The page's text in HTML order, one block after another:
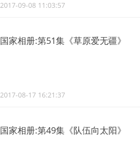
2017-09-08 11:03:57
国家相册:第51集《草原爱无疆》
2017-08-17 16:21:37
国家相册:第49集《队伍向太阳》